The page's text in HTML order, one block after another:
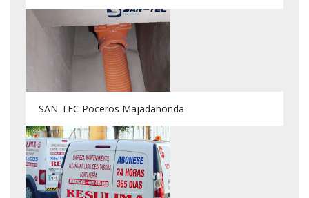
SAN-TEC Poceros Majadahonda